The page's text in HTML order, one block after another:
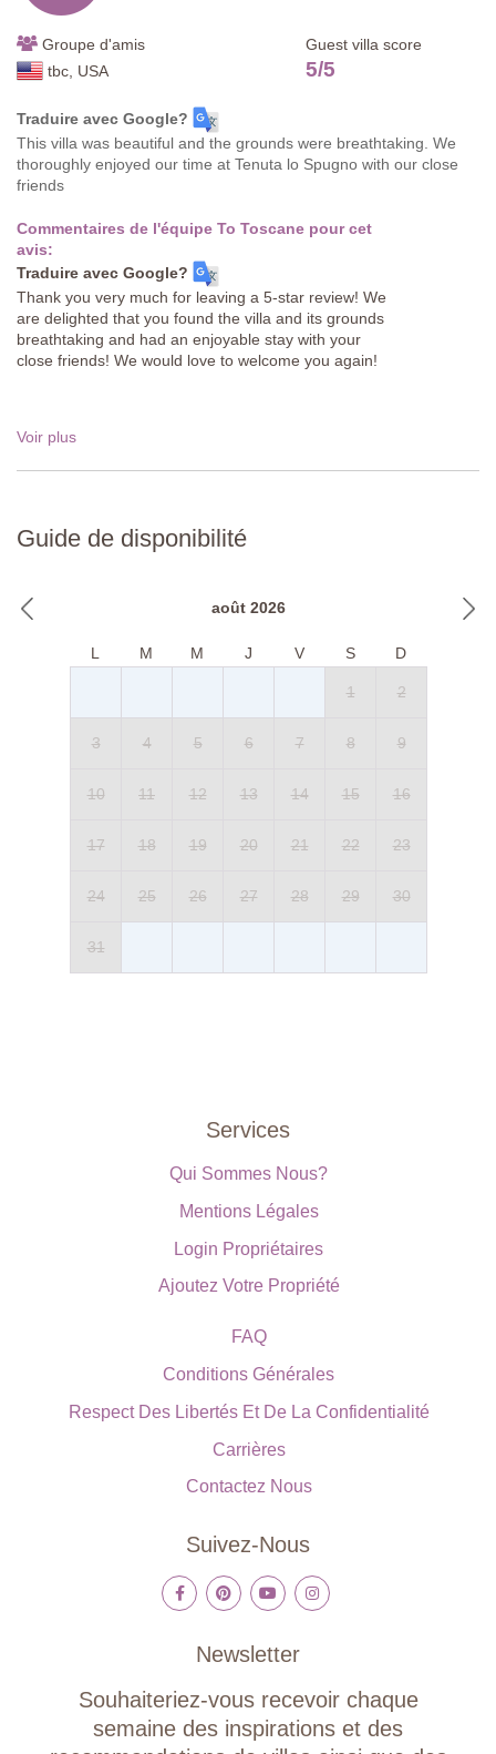
Groupe d'amis
tbc, USA
Guest villa score
5/5
Traduire avec Google?
This villa was beautiful and the grounds were breathtaking. We
thoroughly enjoyed our time at Tenuta lo Spugno with our close
friends
Commentaires de l'équipe To Toscane pour cet
avis:
Traduire avec Google?
Thank you very much for leaving a 5-star review! We
are delighted that you found the villa and its grounds
breathtaking and had an enjoyable stay with your
close friends! We would love to welcome you again!
Voir plus
Guide de disponibilité
août 2026
L M M J V S D
1 2
3 4 5 6 7 8 9
10 11 12 13 14 15 16
17 18 19 20 21 22 23
24 25 26 27 28 29 30
31
Services
Qui Sommes Nous?
Mentions Légales
Login Propriétaires
Ajoutez Votre Propriété
FAQ
Conditions Générales
Respect Des Libertés Et De La Confidentialité
Carrières
Contactez Nous
Suivez-Nous
Newsletter
Souhaiteriez-vous recevoir chaque
semaine des inspirations et des